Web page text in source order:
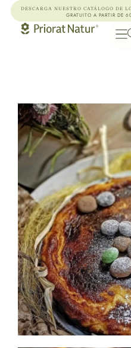
DESCARGA NUESTRO CATÁLOGO DE
GRATUITO A PARTIR DE